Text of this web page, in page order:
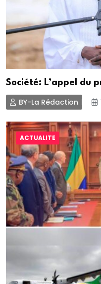
Société: L’appel du
BY-La Rédaction
ACTUALITE